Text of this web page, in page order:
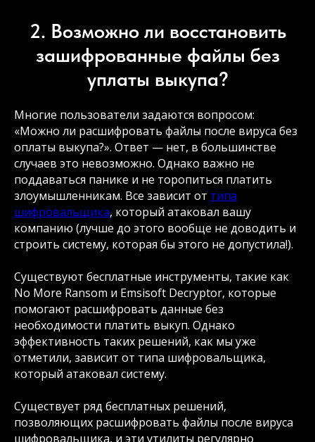
2. Возможно ли восстановить
зашифрованные файлы без
уплаты выкупа?
Многие пользователи задаются вопросом:
«Можно ли расшифровать файлы после вируса без
оплаты выкупа?». Ответ — нет, в большинстве
случаев это невозможно. Однако важно не
поддаваться панике и не торопиться платить
злоумышленникам. Все зависит от типа
шифровальщика, который атаковал вашу
компанию (лучше до этого вообще не доводить и
строить систему, которая бы этого не допустила!).
Существуют бесплатные инструменты, такие как
No More Ransom и Emsisoft Decryptor, которые
помогают расшифровать данные без
необходимости платить выкуп. Однако
эффективность таких решений, как мы уже
отметили, зависит от типа шифровальщика,
который атаковал систему.
Существует ряд бесплатных решений,
позволяющих расшифровать файлы после вируса
шифровальщика, и эти утилиты регулярно